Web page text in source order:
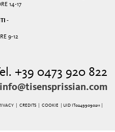
14-17
-
9-12
+39 0473 920 822
info@tisensprissian.com
|CREDITS |COOKIE
| UID IT02499090211 |